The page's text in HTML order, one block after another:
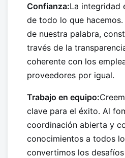
Confianza:La integridad
de todo lo que
de nuestra palabra,
través de la
coherente con los
proveedores por igual.
Trabajo en equipo:
clave para el éxito. Al
coordinación abierta y
conocimientos a todos
convertimos los